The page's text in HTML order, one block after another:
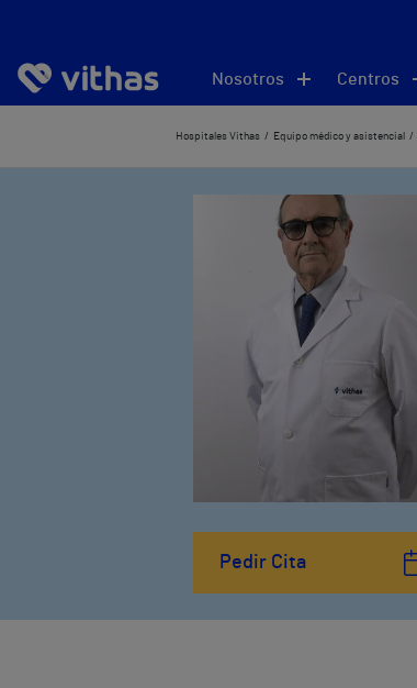
Nosotros Centros
Hospitales Vithas Equipo médico y asistencial
Pedir Cita